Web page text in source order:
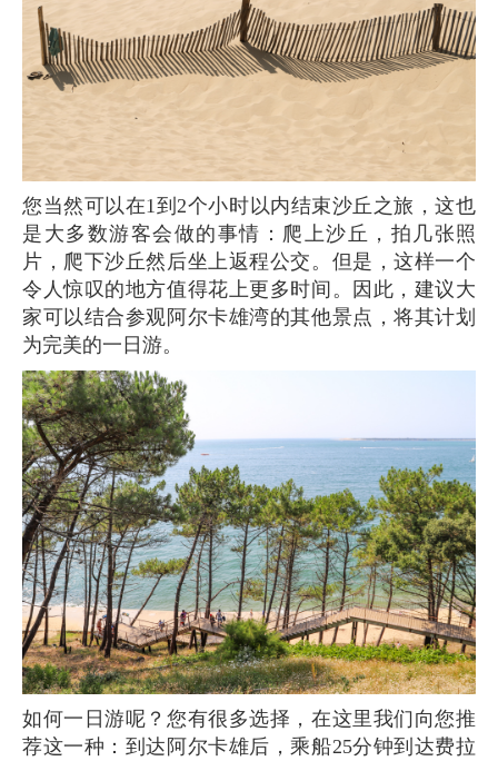
您当然可以在1到2个小时以内结束沙丘之旅，这也
是大多数游客会做的事情：爬上沙丘，拍几张照
片，爬下沙丘然后坐上返程公交。但是，这样一个
令人惊叹的地方值得花上更多时间。因此，建议大
家可以结合参观阿尔卡雄湾的其他景点，将其计划
为完美的一日游。
如何一日游呢？您有很多选择，在这里我们向您推
荐这一种：到达阿尔卡雄后，乘船25分钟到达费拉